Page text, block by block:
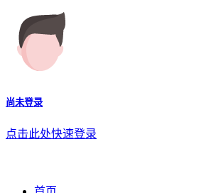
尚未登录
点击此处快速登录